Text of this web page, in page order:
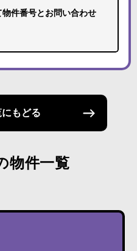
件番号とお問い合わせ
もどる
物件一覧